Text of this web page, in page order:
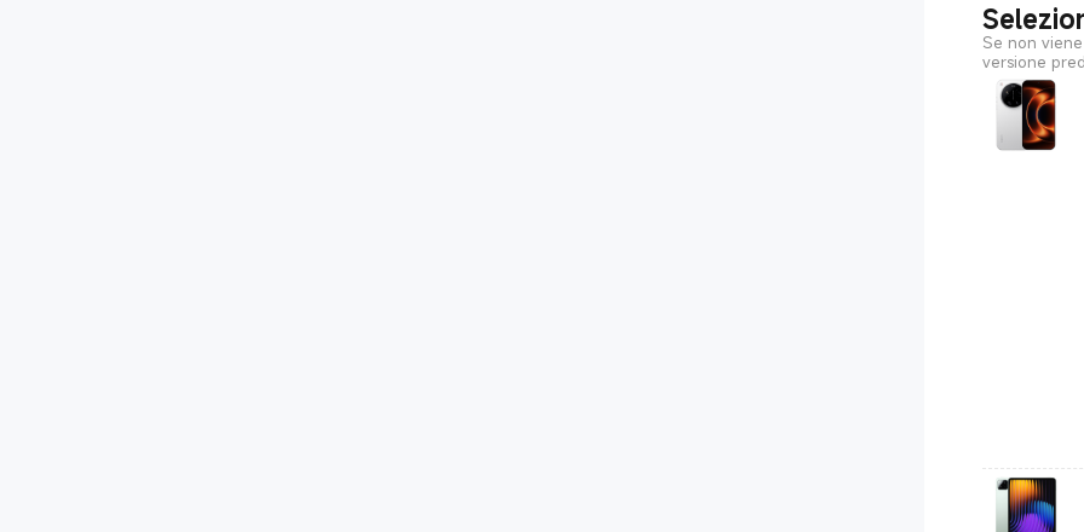
Se non
versione